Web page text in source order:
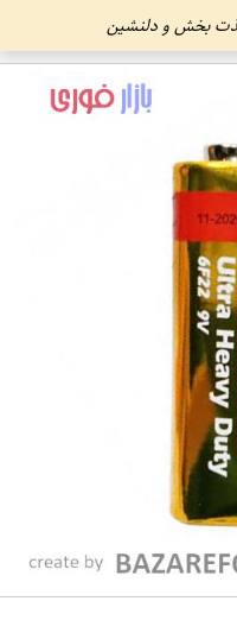
لذت بخش و دلنشین